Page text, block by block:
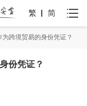
繁 简
跨境贸易的身份凭证？
份凭证？